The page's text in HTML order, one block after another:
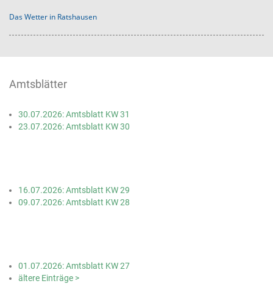
Das Wetter in Ratshausen
Amtsblätter
30.07.2026: Amtsblatt KW 31
23.07.2026: Amtsblatt KW 30
16.07.2026: Amtsblatt KW 29
09.07.2026: Amtsblatt KW 28
01.07.2026: Amtsblatt KW 27
ältere Einträge >